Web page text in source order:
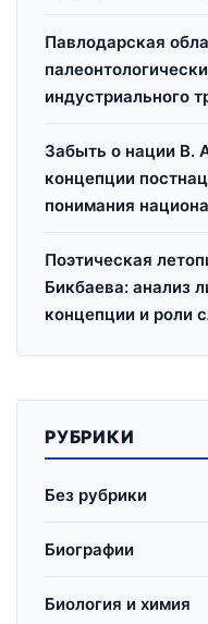
Павлодарская
индустриального
Забыть о нации В.
концепции
понимания
Поэтическая
Бикбаева: анализ
концепции и роли
РУБРИКИ
Без рубрики
Биографии
Биология и химия